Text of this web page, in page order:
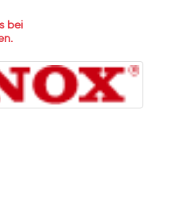
bei